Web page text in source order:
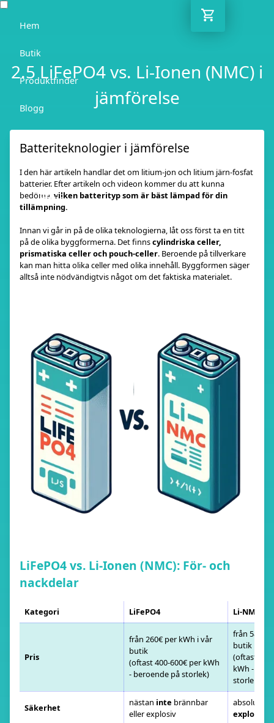
Hem
Butik
Produktfinder
Blogg
SE
2.5 LiFePO4 vs. Li-Ionen (NMC) i
jämförelse
Batteriteknologier i jämförelse
I den här artikeln handlar det om litium-jon och litium järn-fosfat
batterier. Efter artikeln och videon kommer du att kunna
bedöma, vilken batterityp som är bäst lämpad för din
tillämpning.
Innan vi går in på de olika teknologierna, låt oss först ta en titt
på de olika byggformerna. Det finnscylindriska celler,
prismatiska celler och pouch-celler. Beroende på tillverkare
kan man hitta olika celler med olika innehåll. Byggformen säger
alltså inte nödvändigtvis något om det faktiska materialet.
LiFePO4 vs. Li-Ionen (NMC): För- och
nackdelar
Kategori LiFePO4 Li-NMC
Pris
från 260€ per kWh i vår
butik
(oftast 400-600€ per kWh
- beroende på storlek)
från 580€
butik
(oftast
kWh -
storlek)
Säkerhet nästan inte brännbar
eller explosiv
absolut
explosiv